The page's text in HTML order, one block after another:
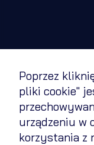
Poprzez
pliki cookie"
urządzeniu w
korzystania z